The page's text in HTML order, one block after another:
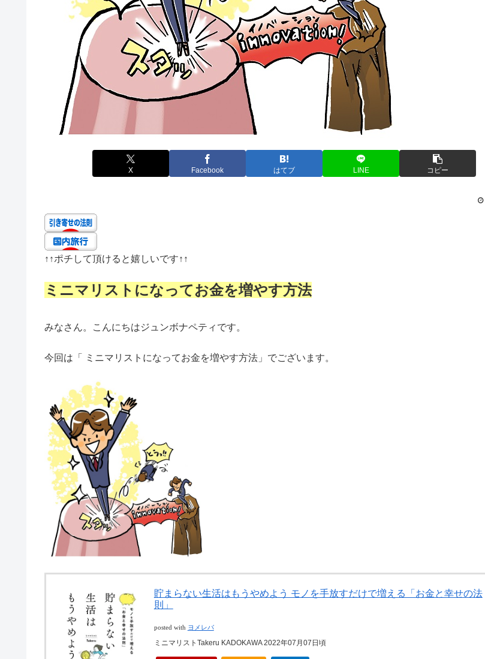
X Facebook はてブ LINE コピー
↑↑ポチして頂けると嬉しいです↑↑
ミニマリストになってお金を増やす方法
みなさん。こんにちはジュンボナペティです。
今回は「 ミニマリストになってお金を増やす方法」でございます。
貯まらない生活はもうやめよう モノを手放すだけで増える「お金と幸せの法
則」
posted with ヨメレバ
ミニマリストTakeru KADOKAWA 2022年07月07日頃